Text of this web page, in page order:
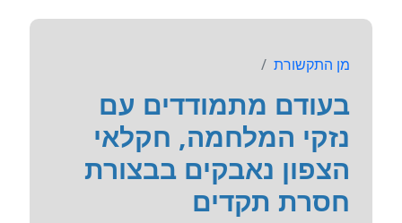
מן התקשורת
בעודם מתמודדים עם
נזקי המלחמה, חקלאי
הצפון נאבקים בבצורת
חסרת תקדים